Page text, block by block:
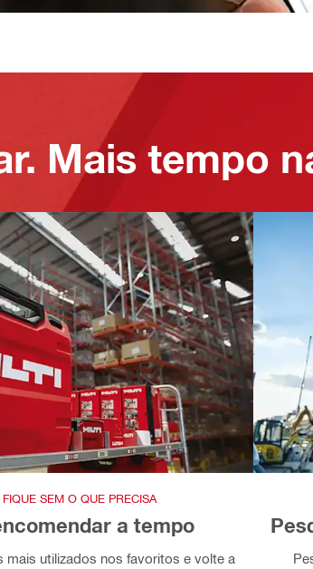
Mais tempo
FIQUE SEM O QUE PRECISA
a tempo
mais utilizados nos favoritos e volte a